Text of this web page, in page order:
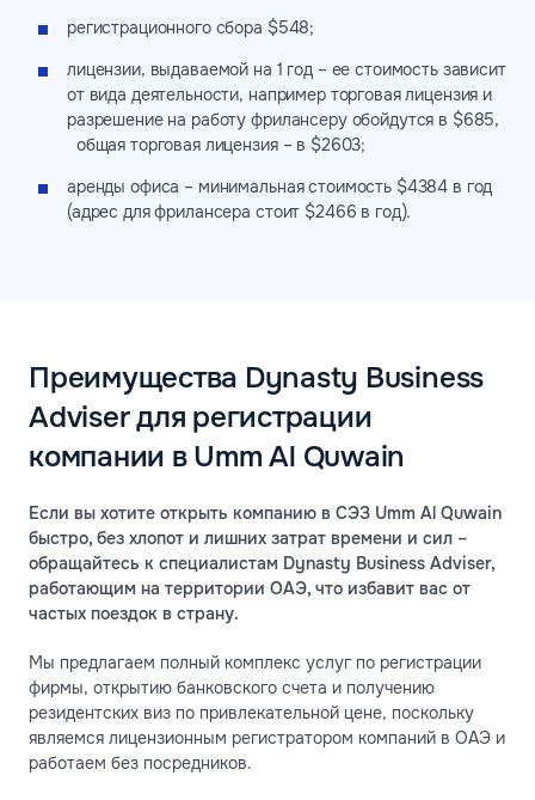
регистрационного сбора $548;
лицензии, выдаваемой на 1 год – ее стоимость зависит
от вида деятельности, например торговая лицензия и
разрешение на работу фрилансеру обойдутся в $685,
общая торговая лицензия – в $2603;
аренды офиса – минимальная стоимость $4384 в год
(адрес для фрилансера стоит $2466 в год).
Преимущества Dynasty Business
Adviser для регистрации
компании в Umm Al Quwain
Если вы хотите открыть компанию в СЭЗ Umm Al Quwain
быстро, без хлопот и лишних затрат времени и сил –
обращайтесь к специалистам Dynasty Business Adviser,
работающим на территории ОАЭ, что избавит вас от
частых поездок в страну.
Мы предлагаем полный комплекс услуг по регистрации
фирмы, открытию банковского счета и получению
резидентских виз по привлекательной цене, поскольку
являемся лицензионным регистратором компаний в ОАЭ и
работаем без посредников.